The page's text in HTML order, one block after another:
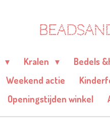
Kralen Bedels
Weekend actie
Openingstijden winkel